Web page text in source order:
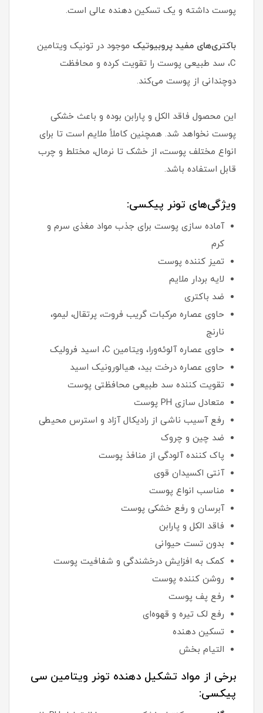
پوست داشته و یک تسکین دهنده عالی است.
باکتری‌های مفید پروبیوتیک موجود در تونیک ویتامین
C، سد طبیعی پوست را تقویت کرده و محافظت
دوچندانی از پوست می‌کند.
این محصول فاقد الکل و پارابن بوده و باعث خشکی
پوست نخواهد شد. همچنین کاملاً ملایم است تا برای
انواع مختلف پوست، از خشک تا نرمال، مختلط و چرب
قابل استفاده باشد.
ویژگی‌های تونر پیکسی:
آماده سازی پوست برای جذب مواد مغذی سرم و
کرم
تمیز کننده پوست
لایه بردار ملایم
ضد باکتری
حاوی عصاره مرکبات گریب فروت، پرتقال، لیمو،
نارنج
حاوی عصاره آلوئه‌ورا، ویتامین C، اسید فرولیک
حاوی عصاره درخت بید، هیالورونیک اسید
تقویت کننده سد طبیعی محافظتی پوست
متعادل سازی PH پوست
رفع آسیب ناشی از رادیکال آزاد و استرس محیطی
ضد چین و چروک
پاک کننده آلودگی از منافذ پوست
آنتی اکسیدان قوی
مناسب انواع پوست
آبرسان و رفع خشکی پوست
فاقد الکل و پارابن
بدون تست حیوانی
کمک به افزایش درخشندگی و شفافیت پوست
روشن کننده پوست
رفع پف پوست
رفع لک تیره و قهوه‌ای
تسکین دهنده
التیام بخش
برخی از مواد تشکیل دهنده تونر ویتامین سی
پیکسی: